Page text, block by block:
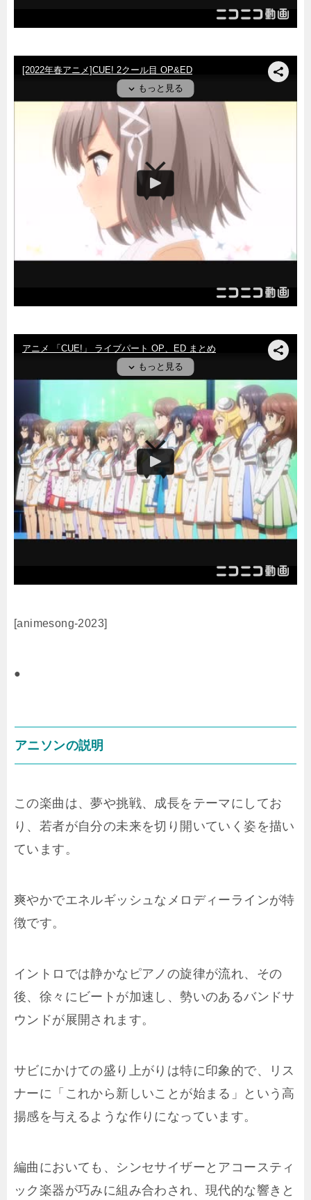
[animesong-2023]
●
アニソンの説明
この楽曲は、夢や挑戦、成長をテーマにしてお
り、若者が自分の未来を切り開いていく姿を描い
ています。
爽やかでエネルギッシュなメロディーラインが特
徴です。
イントロでは静かなピアノの旋律が流れ、その
後、徐々にビートが加速し、勢いのあるバンドサ
ウンドが展開されます。
サビにかけての盛り上がりは特に印象的で、リス
ナーに「これから新しいことが始まる」という高
揚感を与えるような作りになっています。
編曲においても、シンセサイザーとアコースティ
ック楽器が巧みに組み合わされ、現代的な響きと